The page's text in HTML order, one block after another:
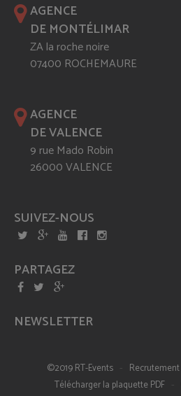
AGENCE
DE MONTÉLIMAR
ZA la roche noire
07400 ROCHEMAURE
AGENCE
DE VALENCE
9 rue Mado Robin
26000 VALENCE
SUIVEZ-NOUS
PARTAGEZ
NEWSLETTER
©2019 RT-Events - Recrutement
Télécharger la plaquette PDF -